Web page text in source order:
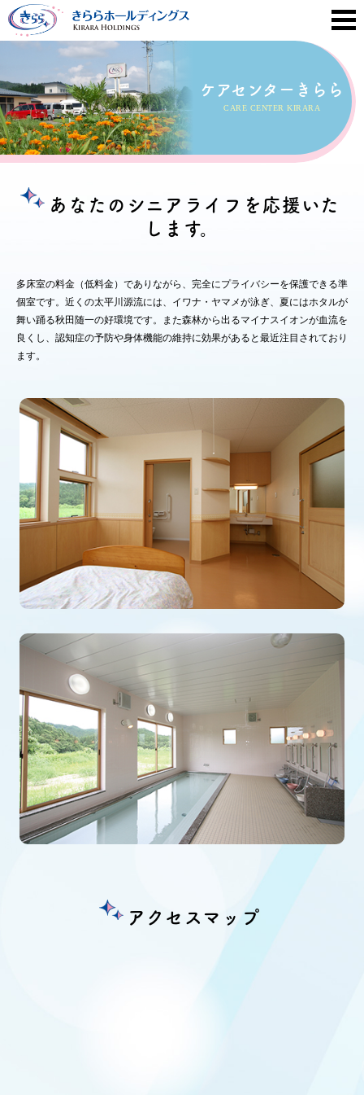
ケアセンターきらら
CARE CENTER KIRARA
あなたのシニアライフを応援いた
します。
多床室の料金（低料金）でありながら、完全にプライバシーを保護できる準
個室です。近くの太平川源流には、イワナ・ヤマメが泳ぎ、夏にはホタルが
舞い踊る秋田随一の好環境です。また森林から出るマイナスイオンが血流を
良くし、認知症の予防や身体機能の維持に効果があると最近注目されており
ます。
アクセスマップ